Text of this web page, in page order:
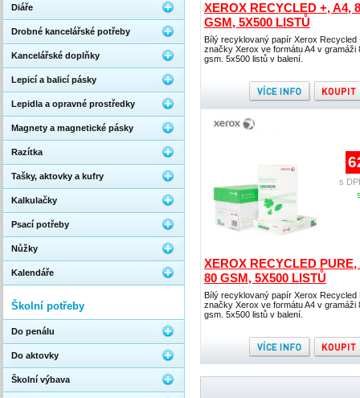
XEROX RECYCLED +, A4,
GSM, 5X500 LISTŮ
Bílý recyklovaný papír Xerox Recycled
značky Xerox ve formátu A4 v gramáži
gsm. 5x500 listů v balení.
XEROX RECYCLED PURE,
80 GSM, 5X500 LISTŮ
Bílý recyklovaný papír Xerox Recycled
značky Xerox ve formátu A4 v gramáži
gsm. 5x500 listů v balení.
s
Diáře
Drobné kancelářské potřeby
Kancelářské doplňky
Lepicí a balicí pásky
Lepidla a opravné prostředky
Magnety a magnetické pásky
Razítka
Tašky, aktovky a kufry
Kalkulačky
Psací potřeby
Nůžky
Kalendáře
Školní potřeby
Do penálu
Do aktovky
Školní výbava